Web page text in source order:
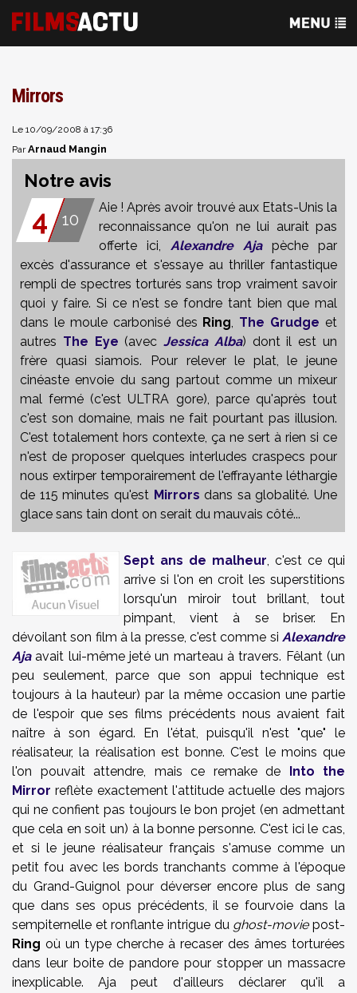
Mirrors
Le 10/09/2008 à 17:36
ParArnaud Mangin
Notre avis
4 10
Aie ! Après avoir trouvé aux Etats-Unis la
reconnaissance qu'on ne lui aurait pas
offerte ici, Alexandre Ajapèche par
excès d'assurance et s'essaye au thriller fantastique
rempli de spectres torturés sans trop vraiment savoir
quoi y faire. Si ce n'est se fondre tant bien que mal
dans le moule carbonisé des Ring, The Grudge et
autres The Eye (avecJessica Alba) dont il est un
frère quasi siamois. Pour relever le plat, le jeune
cinéaste envoie du sang partout comme un mixeur
mal fermé (c'est ULTRA gore), parce qu'après tout
c'est son domaine, mais ne fait pourtant pas illusion.
C'est totalement hors contexte, ça ne sert à rien si ce
n'est de proposer quelques interludes craspecs pour
nous extirper temporairement de l'effrayante léthargie
de 115 minutes qu'est Mirrors dans sa globalité. Une
glace sans tain dont on serait du mauvais côté...
Sept ans de malheur, c'est ce qui
arrive si l'on en croit les superstitions
lorsqu'un miroir tout brillant, tout
pimpant, vient à se briser. En
dévoilant son film à la presse, c'est comme si Alexandre
Ajaavait lui-même jeté un marteau à travers. Fêlant (un
peu seulement, parce que son appui technique est
toujours à la hauteur) par la même occasion une partie
de l'espoir que ses films précédents nous avaient fait
naître à son égard. En l'état, puisqu'il n'est "que" le
réalisateur, la réalisation est bonne. C'est le moins que
l'on pouvait attendre, mais ce remake de Into the
Mirror reflète exactement l'attitude actuelle des majors
qui ne confient pas toujours le bon projet (en admettant
que cela en soit un) à la bonne personne. C'est ici le cas,
et si le jeune réalisateur français s'amuse comme un
petit fou avec les bords tranchants comme à l'époque
du Grand-Guignol pour déverser encore plus de sang
que dans ses opus précédents, il se fourvoie dans la
sempiternelle et ronflante intrigue du ghost-moviepost-
Ring où un type cherche à recaser des âmes torturées
dans leur boite de pandore pour stopper un massacre
inexplicable. Aja peut d'ailleurs déclarer qu'il a